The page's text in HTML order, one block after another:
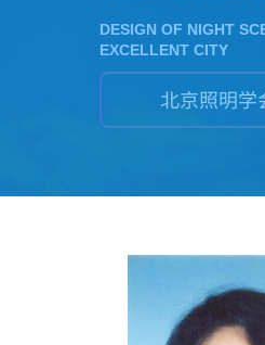
DESIGN OF NIGHT
EXCELLENT CITY
北京照明学